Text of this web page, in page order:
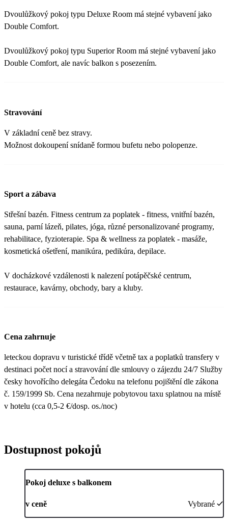
Dvoulůžkový pokoj typu Deluxe Room má stejné vybavení jako
Double Comfort.
Dvoulůžkový pokoj typu Superior Room má stejné vybavení jako
Double Comfort, ale navíc balkon s posezením.
Stravování
V základní ceně bez stravy.
Možnost dokoupení snídaně formou bufetu nebo polopenze.
Sport a zábava
Střešní bazén. Fitness centrum za poplatek - fitness, vnitřní bazén,
sauna, parní lázeň, pilates, jóga, různé personalizované programy,
rehabilitace, fyzioterapie. Spa & wellness za poplatek - masáže,
kosmetická ošetření, manikúra, pedikúra, depilace.
V docházkové vzdálenosti k nalezení potápěčské centrum,
restaurace, kavárny, obchody, bary a kluby.
Cena zahrnuje
leteckou dopravu v turistické třídě včetně tax a poplatků transfery v
destinaci počet nocí a stravování dle smlouvy o zájezdu 24/7 Služby
česky hovořícího delegáta Čedoku na telefonu pojištění dle zákona
č. 159/1999 Sb. Cena nezahrnuje pobytovou taxu splatnou na místě
v hotelu (cca 0,5-2 €/dosp. os./noc)
Dostupnost pokojů
Pokoj deluxe s balkonem
v ceně Vybrané